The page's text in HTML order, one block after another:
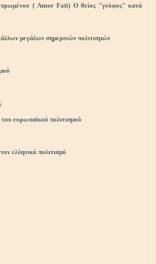
( Amor Fati) Ο θείος "γνόφος" κατά
μεγάλων σημερινών πολιτισμών
του ευρωπαϊκού πολιτισμού
ελληνικό πολιτισμό